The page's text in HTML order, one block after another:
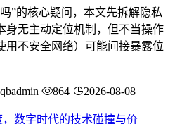
”的核心疑问，本文先拆解隐私
身无主动定位机制，但不当操作
用不安全网络）可能间接暴露位
qbadmin 864 2026-08-08